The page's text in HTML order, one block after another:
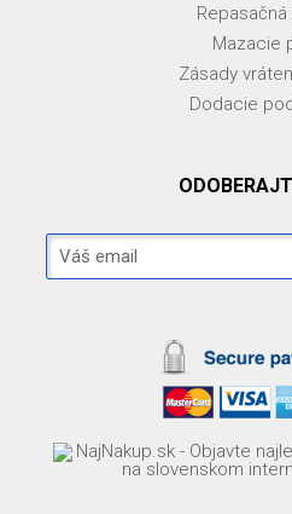
Repasačná
Mazacie
Zásady
Dodacie